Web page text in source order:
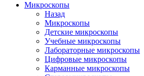
Микроскопы
Назад
Микроскопы
Детские микроскопы
Учебные микроскопы
Лабораторные микроскопы
Цифровые микроскопы
Карманные микроскопы